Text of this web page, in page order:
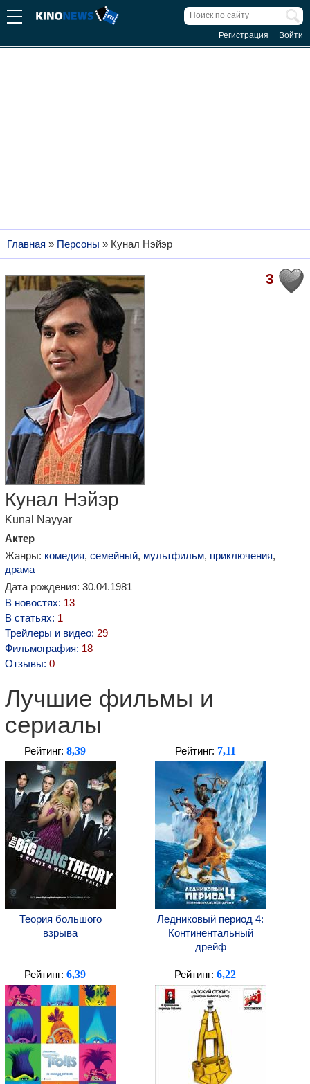
Регистрация Войти
Главная » Персоны » Кунал Нэйэр
3
Кунал Нэйэр
Kunal Nayyar
Актер
Жанры: комедия, семейный, мультфильм, приключения,
драма
Дата рождения: 30.04.1981
В новостях: 13
В статьях: 1
Трейлеры и видео: 29
Фильмография: 18
Отзывы: 0
Лучшие фильмы и
сериалы
Рейтинг: 8,39
Теория большого
взрыва
Рейтинг: 7,11
Ледниковый период 4:
Континентальный
дрейф
Рейтинг: 6,39 Рейтинг: 6,22